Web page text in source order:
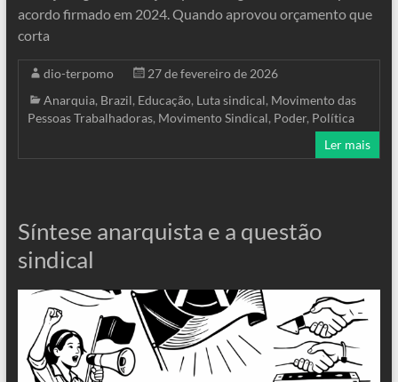
acordo firmado em 2024. Quando aprovou orçamento que
corta
dio-terpomo
27 de fevereiro de 2026
Anarquia, Brazil, Educação, Luta sindical, Movimento das
Pessoas Trabalhadoras, Movimento Sindical, Poder, Política
Ler mais
Síntese anarquista e a questão
sindical